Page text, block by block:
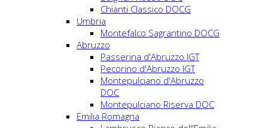
Chianti Classico DOCG
Umbria
Montefalco Sagrantino DOCG
Abruzzo
Passerina d'Abruzzo IGT
Pecorino d'Abruzzo IGT
Montepulciano d'Abruzzo
DOC
Montepulciano Riserva DOC
Emilia Romagna